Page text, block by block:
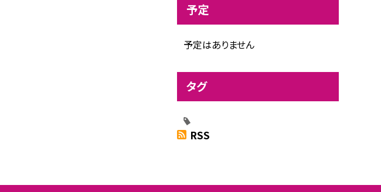
予定
予定はありません
タグ
RSS